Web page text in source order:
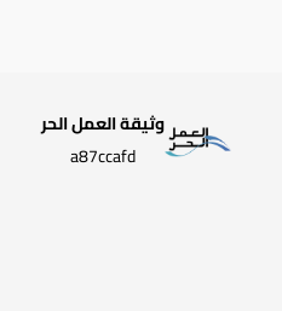
وثيقة العمل الحر
a87ccafd